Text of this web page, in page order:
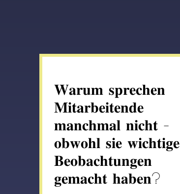
𝐖𝐚𝐫𝐮𝐦 𝐬𝐩𝐫𝐞𝐜𝐡𝐞𝐧
𝐌𝐢𝐭𝐚𝐫𝐛𝐞𝐢𝐭𝐞𝐧𝐝𝐞
𝐦𝐚𝐧𝐜𝐡𝐦𝐚𝐥 𝐧𝐢𝐜𝐡𝐭 –
𝐨𝐛𝐰𝐨𝐡𝐥 𝐬𝐢𝐞 𝐰𝐢𝐜𝐡𝐭𝐢𝐠𝐞
𝐁𝐞𝐨𝐛𝐚𝐜𝐡𝐭𝐮𝐧𝐠𝐞𝐧
𝐠𝐞𝐦𝐚𝐜𝐡𝐭 𝐡𝐚𝐛𝐞𝐧?